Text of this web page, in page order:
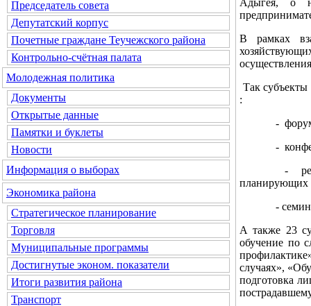
Председатель совета
Депутатский корпус
Почетные граждане Теучежского района
Контрольно-счётная палата
Молодежная политика
Документы
Открытые данные
Памятки и буклеты
Новости
Информация о выборах
Экономика района
Стратегическое планирование
Торговля
Муниципальные программы
Достигнутые эконом. показатели
Итоги развития района
Транспорт
В рамках
Так субъекты
:
- форуме
-
-
планирующих
- семинар
А также 23
обучение по
случаях»,
подготовка